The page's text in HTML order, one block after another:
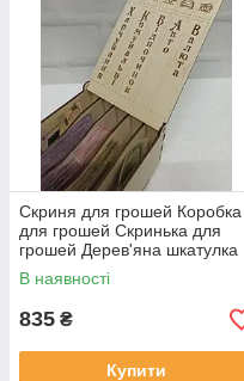
Скриня для грошей Коробка
для грошей Скринька для
грошей Дерев'яна шкатулка
Сімейний бюджет
В наявності
835 ₴
Купити